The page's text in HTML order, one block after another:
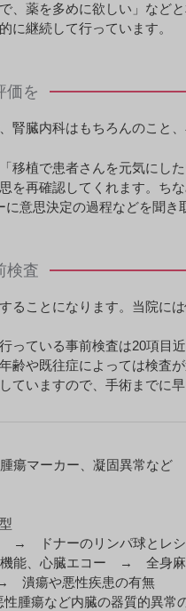
、薬を多めに欲しい」など
に継続して行っています。
価を
腎臓内科はもちろんのこと
移植で患者さんを元気にし
を再確認してくれます。ち
意思決定の過程などを聞き
検査
ることになります。当院に
っている事前検査は20項目
齢や既往症によっては検査
ていますので、手術までに
マーカー、凝固異常など
→ ドナーのリンパ球とレ
機能、心臓エコー → 全身
潰瘍や悪性疾患の有無
瘍など内臓の器質的異常